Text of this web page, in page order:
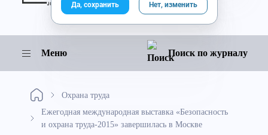
Меню Поиск по журналу
Охрана труда
Ежегодная международная выставка «Безопасность
и охрана труда-2015» завершилась в Москве
Да, сохранить Нет, изменить